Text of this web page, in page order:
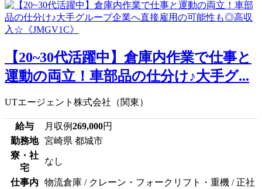
【20~30代活躍中】倉庫内作業で仕事と
運動の両立！車部品の仕分け♪大手グ...
UTエージェント株式会社（関東）
給与 月収例269,000円
勤務地
宮崎県 都城市
寮・社
宅
なし
仕事内
物流倉庫 / クレーン・フォークリフト・重機 / 正社